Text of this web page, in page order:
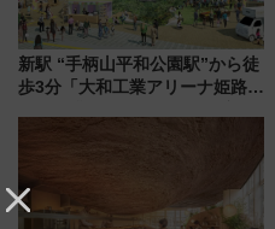
新駅 “手柄山平和公園駅”から徒
歩3分「大和工業アリーナ姫路」